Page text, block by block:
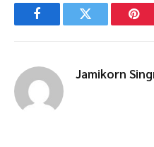
FacebookTwitter
Jamikorn